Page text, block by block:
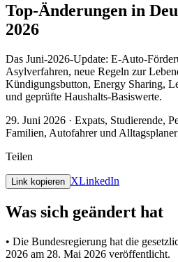
Top-Änderungen in
2026
Das Juni-2026-Update: E-Auto-
Asylverfahren, neue Regeln zur
Kündigungsbutton, Energy Sharing,
und geprüfte Haushalts-Basiswerte.
29. Juni 2026 · Expats, Studierende,
Familien, Autofahrer und
Teilen
Link kopieren XLinkedIn
Was sich geändert hat
• Die Bundesregierung hat die
2026 am 28. Mai 2026 veröffentlicht.